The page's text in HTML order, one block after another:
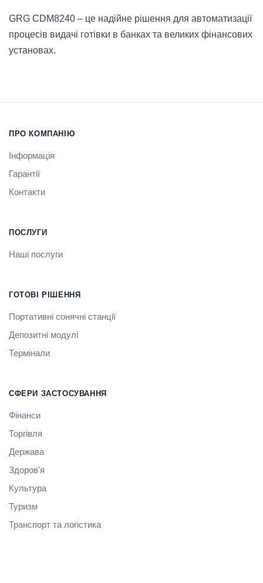
GRG CDM8240 – це надійне рішення для автоматизації
процесів видачі готівки в банках та великих фінансових
установах.
ПРО КОМПАНІЮ
Інформація
Гарантії
Контакти
ПОСЛУГИ
Наші послуги
ГОТОВІ РІШЕННЯ
Портативні сонячні станції
Депозитні модулі
Термінали
СФЕРИ ЗАСТОСУВАННЯ
Фінанси
Торгівля
Держава
Здоров'я
Культура
Туризм
Транспорт та логістика